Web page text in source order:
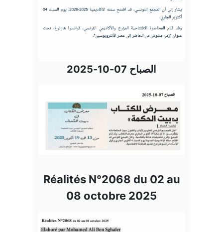
الصباح 07-10-2025
Réalités N°2068 du 02 au
08 octobre 2025